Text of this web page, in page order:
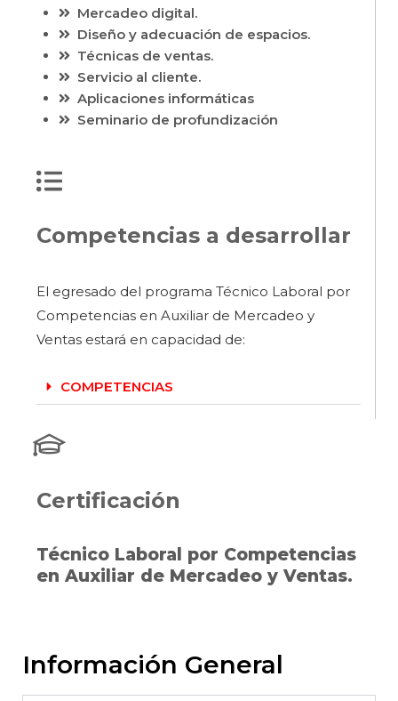
Mercadeo digital.
Diseño y adecuación de espacios.
Técnicas de ventas.
Servicio al cliente.
Aplicaciones informáticas
Seminario de profundización
Competencias a desarrollar
El egresado del programa Técnico Laboral por
Competencias en Auxiliar de Mercadeo y
Ventas estará en capacidad de:
COMPETENCIAS
Certificación
Técnico Laboral por Competencias
en Auxiliar de Mercadeo y Ventas.
Información General